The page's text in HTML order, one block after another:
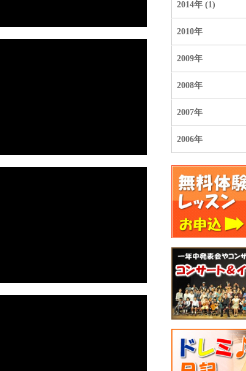
2014年 (1)
2010年
2009年
2008年
2007年
2006年